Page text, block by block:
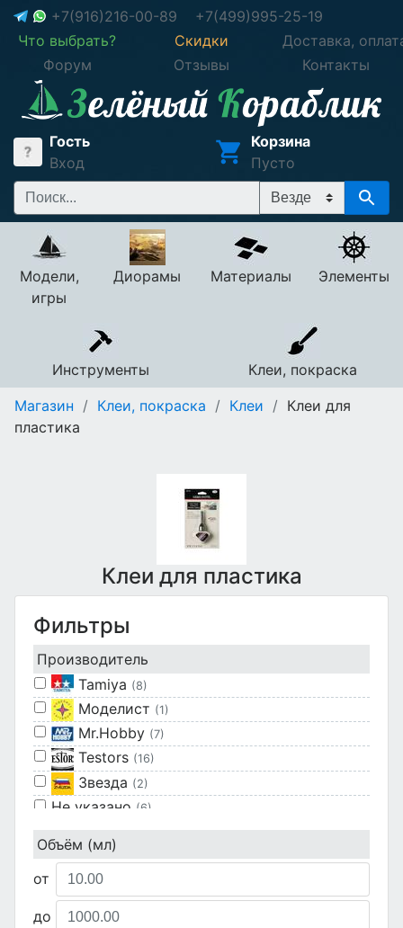
+7(916)216-00-89
+7(499)995-25-19
Что выбрать?
Скидки
Доставка,
Форум
Отзывы Контакты
Гость
Вход
Корзина
Пусто
Модели,
игры
Диорамы Материалы Элементы
Инструменты
Клеи, покраска
Магазин / Клеи, покраска / Клеи / Клеи для
пластика
Клеи для пластика
Фильтры
Производитель
Tamiya (8)
Моделист (1)
Mr.Hobby (7)
Testors (16)
Звезда (2)
Не указано (6)
Объём (мл)
от
до